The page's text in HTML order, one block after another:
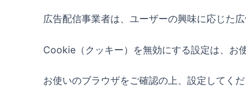
広告配信事業者は、ユーザーの興味に応じた
Cookie（クッキー）を無効にする設定は、お
お使いのブラウザをご確認の上、設定してくだ